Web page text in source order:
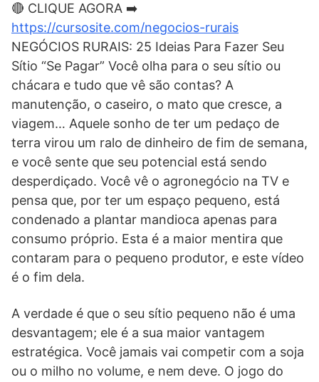
🔴 CLIQUE AGORA ➡️
https://cursosite.com/negocios-rurais
NEGÓCIOS RURAIS: 25 Ideias Para Fazer Seu
Sítio “Se Pagar” Você olha para o seu sítio ou
chácara e tudo que vê são contas? A
manutenção, o caseiro, o mato que cresce, a
viagem… Aquele sonho de ter um pedaço de
terra virou um ralo de dinheiro de fim de semana,
e você sente que seu potencial está sendo
desperdiçado. Você vê o agronegócio na TV e
pensa que, por ter um espaço pequeno, está
condenado a plantar mandioca apenas para
consumo próprio. Esta é a maior mentira que
contaram para o pequeno produtor, e este vídeo
é o fim dela.
A verdade é que o seu sítio pequeno não é uma
desvantagem; ele é a sua maior vantagem
estratégica. Você jamais vai competir com a soja
ou o milho no volume, e nem deve. O jogo do